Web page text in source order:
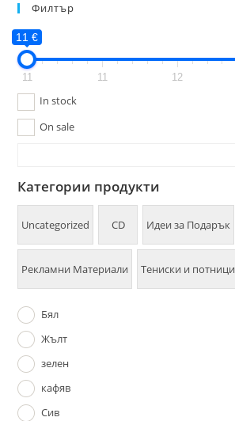
Филтър
11 €
11 11 12
In stock
On sale
Категории продукти
Uncategorized CD Идеи за Подарък
Рекламни Материали Тениски и потници
Бял
Жълт
зелен
кафяв
Сив